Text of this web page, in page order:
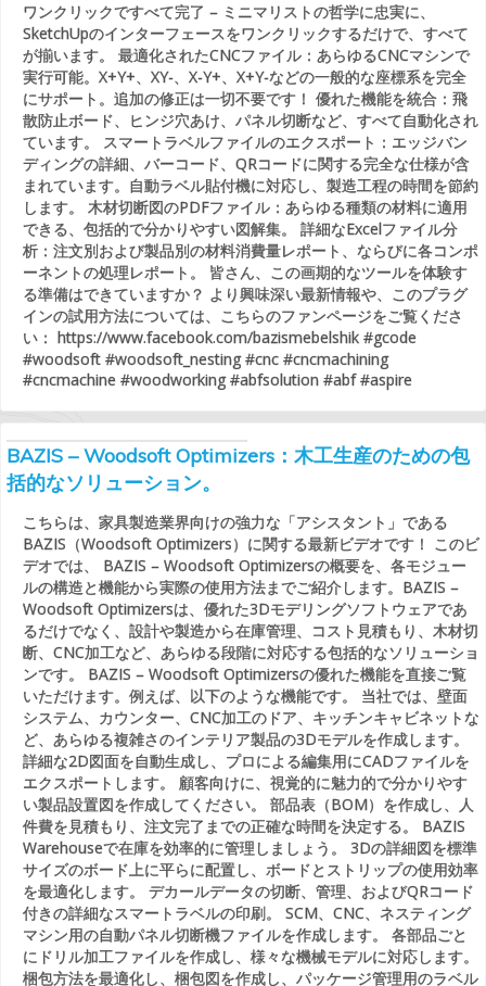
ワンクリックですべて完了 – ミニマリストの哲学に忠実に、
SketchUpのインターフェースをワンクリックするだけで、すべて
が揃います。 最適化されたCNCファイル：あらゆるCNCマシンで
実行可能。X+Y+、XY-、X-Y+、X+Y-などの一般的な座標系を完全
にサポート。追加の修正は一切不要です！ 優れた機能を統合：飛
散防止ボード、ヒンジ穴あけ、パネル切断など、すべて自動化され
ています。 スマートラベルファイルのエクスポート：エッジバン
ディングの詳細、バーコード、QRコードに関する完全な仕様が含
まれています。自動ラベル貼付機に対応し、製造工程の時間を節約
します。 木材切断図のPDFファイル：あらゆる種類の材料に適用
できる、包括的で分かりやすい図解集。 詳細なExcelファイル分
析：注文別および製品別の材料消費量レポート、ならびに各コンポ
ーネントの処理レポート。 皆さん、この画期的なツールを体験す
る準備はできていますか？ より興味深い最新情報や、このプラグ
インの試用方法については、こちらのファンページをご覧くださ
い： https://www.facebook.com/bazismebelshik #gcode
#woodsoft #woodsoft_nesting #cnc #cncmachining
#cncmachine #woodworking #abfsolution #abf #aspire
BAZIS – Woodsoft Optimizers：木工生産のための包
括的なソリューション。
こちらは、家具製造業界向けの強力な「アシスタント」である
BAZIS（Woodsoft Optimizers）に関する最新ビデオです！ このビ
デオでは、 BAZIS – Woodsoft Optimizersの概要を、各モジュー
ルの構造と機能から実際の使用方法までご紹介します。BAZIS –
Woodsoft Optimizersは、優れた3Dモデリングソフトウェアであ
るだけでなく、設計や製造から在庫管理、コスト見積もり、木材切
断、CNC加工など、あらゆる段階に対応する包括的なソリューショ
ンです。 BAZIS – Woodsoft Optimizersの優れた機能を直接ご覧
いただけます。例えば、以下のような機能です。 当社では、壁面
システム、カウンター、CNC加工のドア、キッチンキャビネットな
ど、あらゆる複雑さのインテリア製品の3Dモデルを作成します。
詳細な2D図面を自動生成し、プロによる編集用にCADファイルを
エクスポートします。 顧客向けに、視覚的に魅力的で分かりやす
い製品設置図を作成してください。 部品表（BOM）を作成し、人
件費を見積もり、注文完了までの正確な時間を決定する。 BAZIS
Warehouseで在庫を効率的に管理しましょう。 3Dの詳細図を標準
サイズのボード上に平らに配置し、ボードとストリップの使用効率
を最適化します。 デカールデータの切断、管理、およびQRコード
付きの詳細なスマートラベルの印刷。 SCM、CNC、ネスティング
マシン用の自動パネル切断機ファイルを作成します。 各部品ごと
にドリル加工ファイルを作成し、様々な機械モデルに対応します。
梱包方法を最適化し、梱包図を作成し、パッケージ管理用のラベル